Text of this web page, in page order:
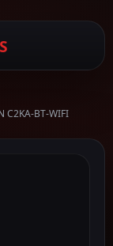
C2KA-BT-WIFI